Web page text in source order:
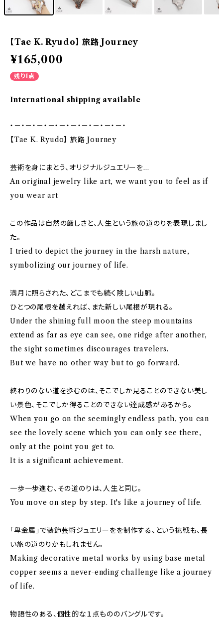
【Tae K. Ryudo】 旅路 Journey
¥165,000
残り1点
International shipping available
・－・－・－・－・－・－・－・－・－・－・
【Tae K. Ryudo】 旅路 Journey
芸術を身にまとう、オリジナルジュエリーを…
An original jewelry like art, we want you to feel as if
you wear art
この作品は自然の厳しさと、人生という旅の道のりを表現しまし
た。
I tried to depict the journey in the harsh nature,
symbolizing our journey of life.
満月に照らされた、どこまでも続く険しい山脈。
ひとつの尾根を越えれば、また新しい尾根が現れる。
Under the shining full moon the steep mountains
extend as far as eye can see, one ridge after another,
the sight sometimes discourages travelers.
But we have no other way but to go forward.
終わりのない道を歩むのは、そこでしか見ることのできない美し
い景色、そこでしか得ることのできない達成感があるから。
When you go on the seemingly endless path, you can
see the lovely scene which you can only see there,
only at the point you get to.
It is a significant achievement.
一歩一歩進む、その道のりは、人生と同じ。
You move on step by step. It's like a journey of life.
「卑金属」で装飾芸術ジュエリーをを制作する、という挑戦も、長
い旅の道のりかもしれません。
Making decorative metal works by using base metal
copper seems a never-ending challenge like a journey
of life.
物語性のある、個性的な１点もののバングルです。